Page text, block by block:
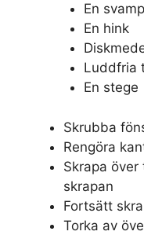
En svamp
En hink
Luddfria
En stege
Skrubba
Rengöra
Skrapa
skrapan
Fortsätt
Torka av